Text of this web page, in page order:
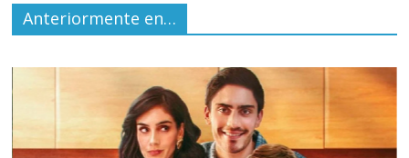
Anteriormente en…